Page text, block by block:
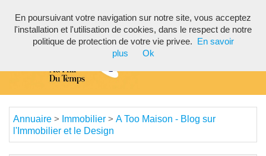
Annuaire > Immobilier > A Too Maison - Blog sur
l'Immobilier et le Design
En poursuivant votre navigation sur notre site, vous acceptez
l'installation et l'utilisation de cookies, dans le respect de notre
politique de protection de votre vie privee.
En savoir
plus
Ok